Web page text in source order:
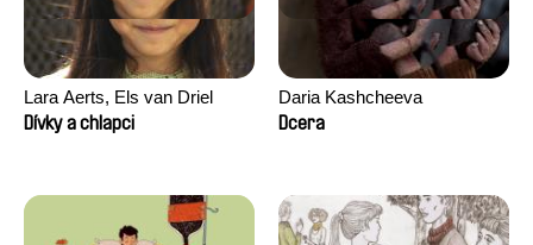
Lara Aerts, Els van Driel
Dívky a chlapci
Daria Kashcheeva
Dcera